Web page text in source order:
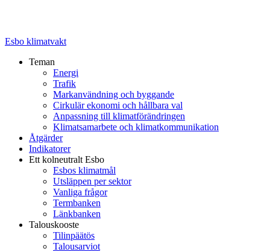
Esbo klimatvakt
Teman
Energi
Trafik
Markanvändning och byggande
Cirkulär ekonomi och hållbara val
Anpassning till klimatförändringen
Klimatsamarbete och klimatkommunikation
Åtgärder
Indikatorer
Ett kolneutralt Esbo
Esbos klimatmål
Utsläppen per sektor
Vanliga frågor
Termbanken
Länkbanken
Talouskooste
Tilinpäätös
Talousarviot